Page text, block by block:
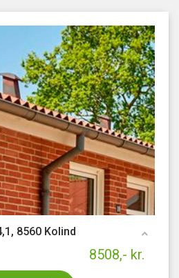
8560 Kolind
8508,- kr.